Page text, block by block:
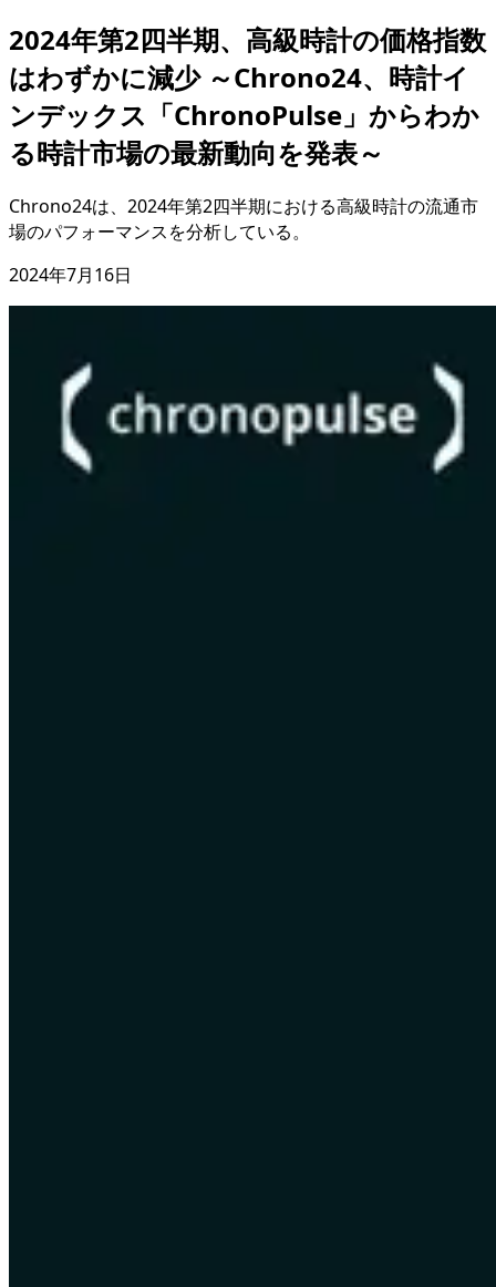
2024年第2四半期、高級時計の価格指数
はわずかに減少 ～Chrono24、時計イ
ンデックス「ChronoPulse」からわか
る時計市場の最新動向を発表～
Chrono24は、2024年第2四半期における高級時計の流通市
場のパフォーマンスを分析している。
2024年7月16日